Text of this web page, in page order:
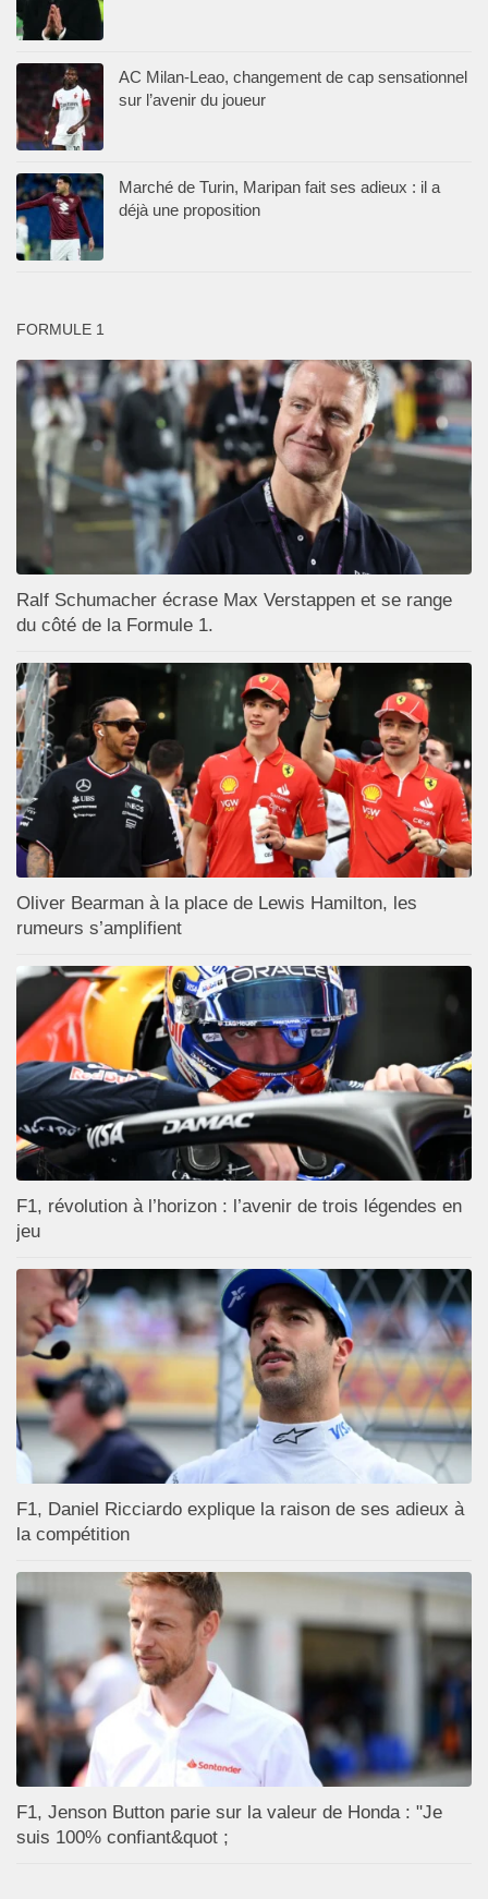
AC Milan-Leao, changement de cap sensationnel
sur l’avenir du joueur
Marché de Turin, Maripan fait ses adieux : il a
déjà une proposition
FORMULE 1
Ralf Schumacher écrase Max Verstappen et se range
du côté de la Formule 1.
Oliver Bearman à la place de Lewis Hamilton, les
rumeurs s’amplifient
F1, révolution à l’horizon : l’avenir de trois légendes en
jeu
F1, Daniel Ricciardo explique la raison de ses adieux à
la compétition
F1, Jenson Button parie sur la valeur de Honda : "Je
suis 100% confiant&quot ;